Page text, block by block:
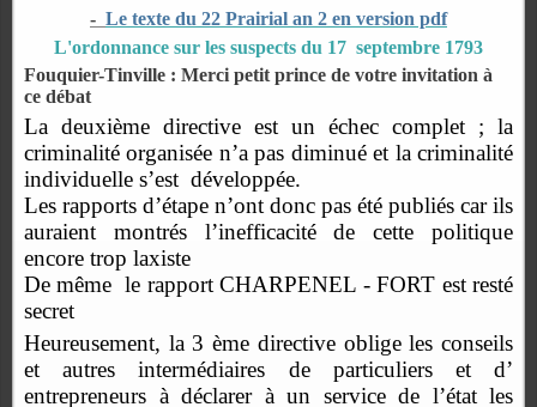
- Le texte du 22 Prairial an 2 en version pdf
L'ordonnance sur les suspects du 17 septembre 1793
Fouquier-Tinville : Merci petit prince de votre invitation à
ce débat
La deuxième directive est un échec complet ; la
criminalité organisée n’a pas diminué et la criminalité
individuelle s’est développée.
Les rapports d’étape n’ont donc pas été publiés car ils
auraient montrés l’inefficacité de cette politique
encore trop laxiste
De même le rapport CHARPENEL - FORT est resté
secret
Heureusement, la 3 ème directive oblige les conseils
et autres intermédiaires de particuliers et d’
entrepreneurs à déclarer à un service de l’état les